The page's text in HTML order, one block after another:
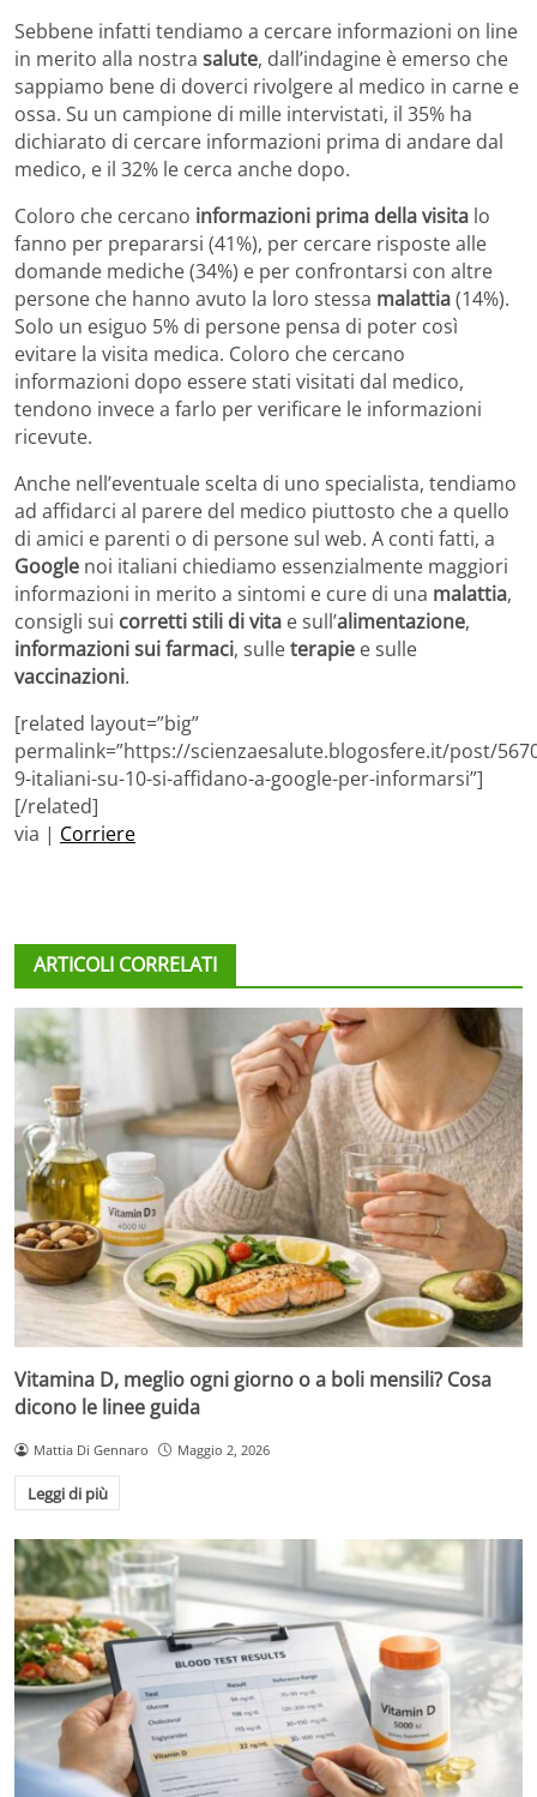
Sebbene infatti tendiamo a cercare informazioni on line
in merito alla nostra salute, dall’indagine è emerso che
sappiamo bene di doverci rivolgere al medico in carne e
ossa. Su un campione di mille intervistati, il 35% ha
dichiarato di cercare informazioni prima di andare dal
medico, e il 32% le cerca anche dopo.
Coloro che cercano informazioni prima della visita lo
fanno per prepararsi (41%), per cercare risposte alle
domande mediche (34%) e per confrontarsi con altre
persone che hanno avuto la loro stessa malattia(14%).
Solo un esiguo 5% di persone pensa di poter così
evitare la visita medica. Coloro che cercano
informazioni dopo essere stati visitati dal medico,
tendono invece a farlo per verificare le informazioni
ricevute.
Anche nell’eventuale scelta di uno specialista, tendiamo
ad affidarci al parere del medico piuttosto che a quello
di amici e parenti o di persone sul web. A conti fatti, a
Google noi italiani chiediamo essenzialmente maggiori
informazioni in merito a sintomi e cure di una malattia,
consigli sui corretti stili di vita e sull’alimentazione,
informazioni sui farmaci, sulleterapie e sulle
vaccinazioni.
[related layout=”big”
permalink=”https://scienzaesalute.blogosfere.it/post/
9-italiani-su-10-si-affidano-a-google-per-informarsi”]
[/related]
via | Corriere
ARTICOLI CORRELATI
Vitamina D, meglio ogni giorno o a boli mensili? Cosa
dicono le linee guida
Mattia Di Gennaro Maggio 2, 2026
Leggi di più